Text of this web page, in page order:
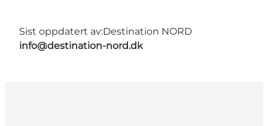
Sist oppdatert av:Destination NORD
info@destination-nord.dk